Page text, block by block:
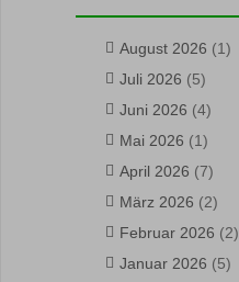
August 2026 (1)
Juli 2026 (5)
Juni 2026 (4)
Mai 2026 (1)
April 2026 (7)
März 2026 (2)
Februar 2026 (2)
Januar 2026 (5)